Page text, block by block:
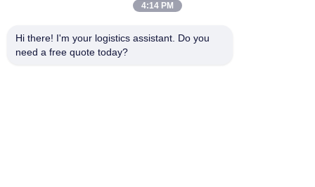
Γρήγοροι
Επικοινωνήστε μαζί μας
4:14 PM
Hi there! I'm your logistics assistant. Do you
need a free quote today?